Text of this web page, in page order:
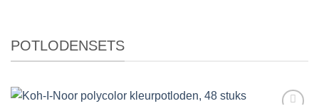
POTLODENSETS